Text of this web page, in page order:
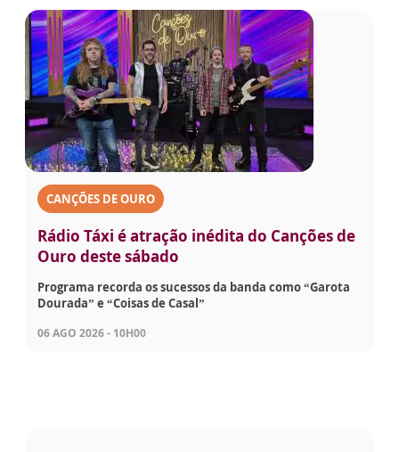
CANÇÕES DE OURO
Rádio Táxi é atração inédita do Canções de
Ouro deste sábado
Programa recorda os sucessos da banda como “Garota
Dourada” e “Coisas de Casal”
06 AGO 2026 - 10H00